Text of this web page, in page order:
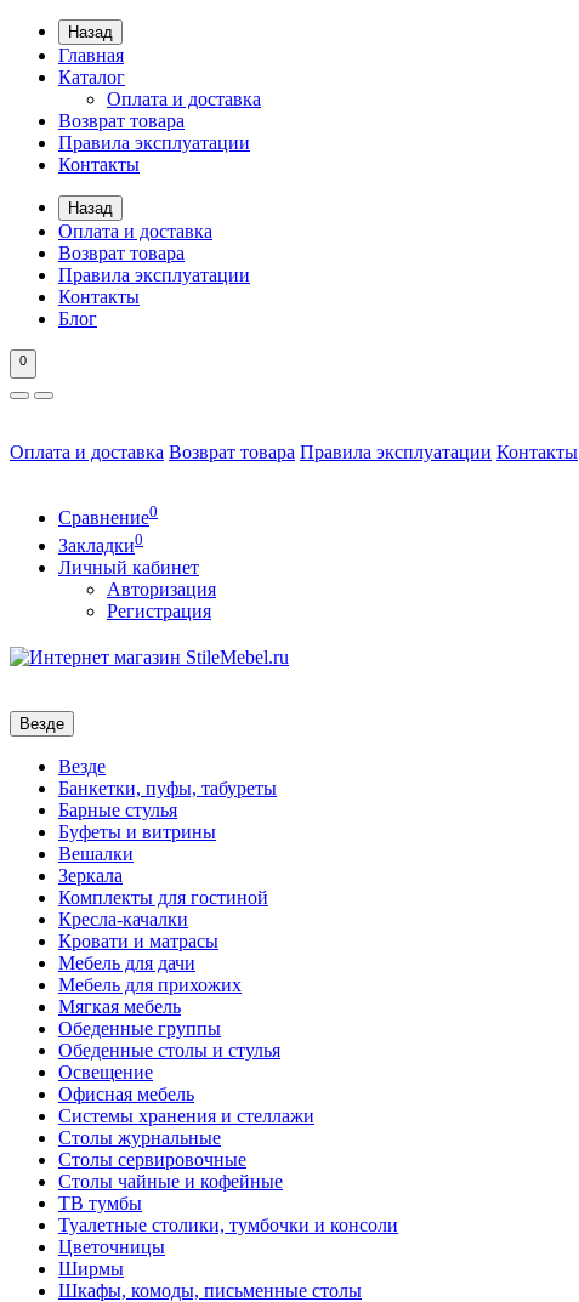
Назад
Главная
Каталог
Оплата и доставка
Возврат товара
Правила эксплуатации
Контакты
Назад
Оплата и доставка
Возврат товара
Правила эксплуатации
Контакты
Блог
0
Оплата и доставка Возврат товара Правила эксплуатации Контакты
Сравнение0
Закладки0
Личный кабинет
Авторизация
Регистрация
Везде
Везде
Банкетки, пуфы, табуреты
Барные стулья
Буфеты и витрины
Вешалки
Зеркала
Комплекты для гостиной
Кресла-качалки
Кровати и матрасы
Мебель для дачи
Мебель для прихожих
Мягкая мебель
Обеденные группы
Обеденные столы и стулья
Освещение
Офисная мебель
Системы хранения и стеллажи
Столы журнальные
Столы сервировочные
Столы чайные и кофейные
ТВ тумбы
Туалетные столики, тумбочки и консоли
Цветочницы
Ширмы
Шкафы, комоды, письменные столы